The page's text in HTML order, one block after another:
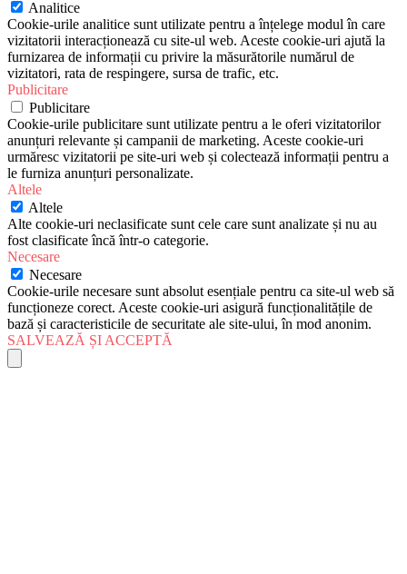
Analitice
Cookie-urile analitice sunt utilizate pentru a înțelege modul în care
vizitatorii interacționează cu site-ul web. Aceste cookie-uri ajută la
furnizarea de informații cu privire la măsurătorile numărul de
vizitatori, rata de respingere, sursa de trafic, etc.
Publicitare
Publicitare
Cookie-urile publicitare sunt utilizate pentru a le oferi vizitatorilor
anunțuri relevante și campanii de marketing. Aceste cookie-uri
urmăresc vizitatorii pe site-uri web și colectează informații pentru a
le furniza anunțuri personalizate.
Altele
Altele
Alte cookie-uri neclasificate sunt cele care sunt analizate și nu au
fost clasificate încă într-o categorie.
Necesare
Necesare
Cookie-urile necesare sunt absolut esențiale pentru ca site-ul web să
funcționeze corect. Aceste cookie-uri asigură funcționalitățile de
bază și caracteristicile de securitate ale site-ului, în mod anonim.
SALVEAZĂ ȘI ACCEPTĂ